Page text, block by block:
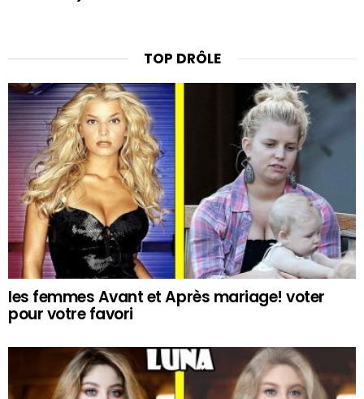
TOP DRÔLE
les femmes Avant et Après mariage! voter
pour votre favori